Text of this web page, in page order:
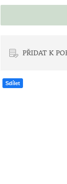
PŘIDAT K
Sdílet